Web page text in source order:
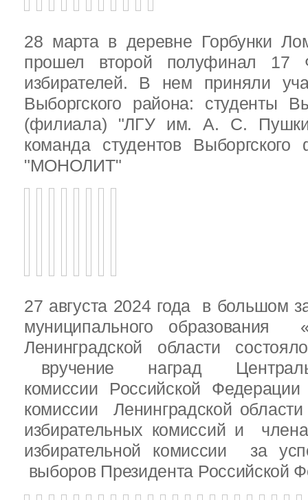
28 марта в деревне Горбунки
прошел второй полуфинал 17
избирателей. В нем приняли
Выборгского района: студенты
(филиала) "ЛГУ им. А. С.
команда студентов
"МОНОЛИТ"
27 августа 2024 года в большом
муниципального образования
Ленинградской области
вручение наград
комиссии Российской
комиссии Ленинградской
избирательных комиссий и
избирательной комиссии за
выборов Президента Российской